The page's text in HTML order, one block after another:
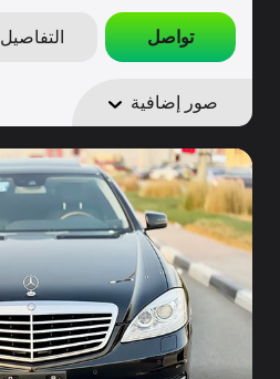
تواصل التفاصيل
صور إضافية